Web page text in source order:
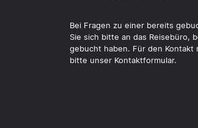
Bei Fragen zu einer bereits
Sie sich bitte an das Reisebüro,
gebucht haben. Für den Kontakt
bitte unser Kontaktformular.